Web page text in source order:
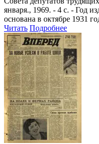
января., 1969. - 4 с. - Год
основана в октябре 1931
Читать Подробнее